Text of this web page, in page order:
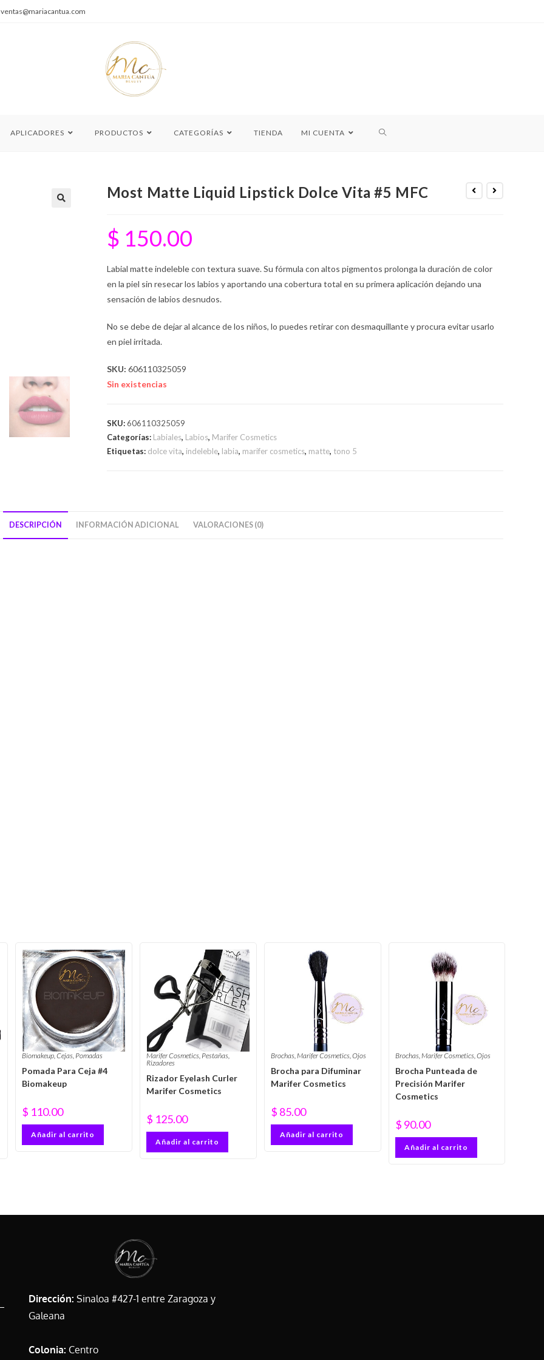
ventas@mariacantua.com
APLICADORES PRODUCTOS CATEGORÍAS TIENDA MI CUENTA
Most Matte Liquid Lipstick Dolce Vita #5 MFC
$ 150.00
Labial matte indeleble con textura suave. Su fórmula con altos pigmentos prolonga la duración de color
en la piel sin resecar los labios y aportando una cobertura total en su primera aplicación dejando una
sensación de labios desnudos.
No se debe de dejar al alcance de los niños, lo puedes retirar con desmaquillante y procura evitar usarlo
en piel irritada.
SKU: 606110325059
Sin existencias
SKU:606110325059
Categorías: Labiales, Labios, Marifer Cosmetics
Etiquetas: dolce vita, indeleble, labia, marifer cosmetics, matte, tono 5
DESCRIPCIÓN INFORMACIÓN ADICIONAL VALORACIONES (0)
Biomakeup,Cejas, Pomadas
Pomada Para Ceja #4
Biomakeup
$ 110.00
Añadir al carrito
Marifer Cosmetics, Pestañas,
Rizadores
Rizador Eyelash Curler
Marifer Cosmetics
$ 125.00
Añadir al carrito
Brochas,Marifer Cosmetics,Ojos
Brocha para Difuminar
Marifer Cosmetics
$ 85.00
Añadir al carrito
Brochas,Marifer Cosmetics,Ojos
Brocha Punteada de
Precisión Marifer
Cosmetics
$ 90.00
Añadir al carrito
Dirección: Sinaloa #427-1 entre Zaragoza y
Galeana
Colonia: Centro